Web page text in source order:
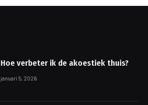
Hoe verbeter ik de akoestiek thuis?
januari 5, 2026